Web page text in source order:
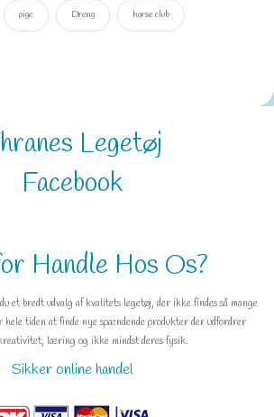
pige Dreng horse club
Legetøj
Facebook
Handle Hos Os?
et bredt udvalg af kvalitets legetøj, der ikke findes så mange
hele tiden at finde nye spændende produkter der udfordrer
læring og ikke mindst deres fysik.
Sikker online handel